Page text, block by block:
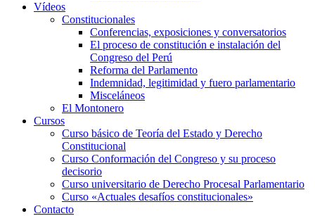
Vídeos
Constitucionales
Conferencias, exposiciones y conversatorios
El proceso de constitución e instalación del
Congreso del Perú
Reforma del Parlamento
Indemnidad, legitimidad y fuero parlamentario
Misceláneos
El Montonero
Cursos
Curso básico de Teoría del Estado y Derecho
Constitucional
Curso Conformación del Congreso y su proceso
decisorio
Curso universitario de Derecho Procesal Parlamentario
Curso «Actuales desafíos constitucionales»
Contacto